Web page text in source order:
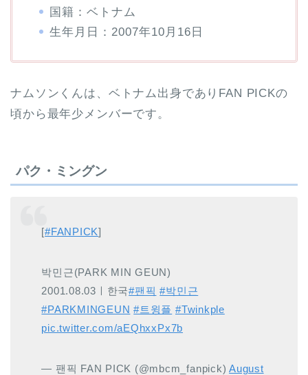
国籍：ベトナム
生年月日：2007年10月16日
ナムソンくんは、ベトナム出身でありFAN PICKの
頃から最年少メンバーです。
パク・ミングン
[#FANPICK]
박민근(PARK MIN GEUN)
2001.08.03ㅣ한국#팬픽 #박민근
#PARKMINGEUN #트윙플 #Twinkple
pic.twitter.com/aEQhxxPx7b
— 팬픽 FAN PICK (@mbcm_fanpick)August